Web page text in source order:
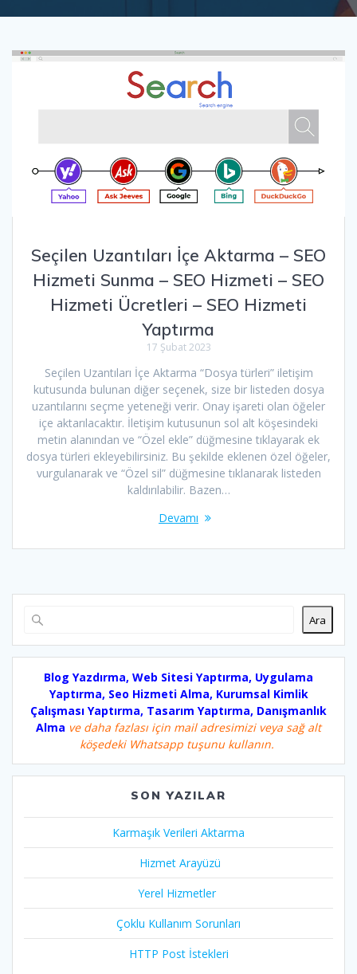
Seçilen Uzantıları İçe Aktarma – SEO
Hizmeti Sunma – SEO Hizmeti – SEO
Hizmeti Ücretleri – SEO Hizmeti
Yaptırma
17 Şubat 2023
Seçilen Uzantıları İçe Aktarma “Dosya türleri” iletişim
kutusunda bulunan diğer seçenek, size bir listeden dosya
uzantılarını seçme yeteneği verir. Onay işareti olan öğeler
içe aktarılacaktır. İletişim kutusunun sol alt köşesindeki
metin alanından ve “Özel ekle” düğmesine tıklayarak ek
dosya türleri ekleyebilirsiniz. Bu şekilde eklenen özel öğeler,
vurgulanarak ve “Özel sil” düğmesine tıklanarak listeden
kaldırılabilir. Bazen…
Devamı
Ara
Blog Yazdırma, Web Sitesi Yaptırma, Uygulama
Yaptırma, Seo Hizmeti Alma, Kurumsal Kimlik
Çalışması Yaptırma, Tasarım Yaptırma, Danışmanlık
Alma ve daha fazlası için mail adresimizi veya sağ alt
köşedeki Whatsapp tuşunu kullanın.
SON YAZILAR
Karmaşık Verileri Aktarma
Hizmet Arayüzü
Yerel Hizmetler
Çoklu Kullanım Sorunları
HTTP Post İstekleri